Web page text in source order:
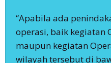
“Apabila ada
operasi, baik kegiatan
maupun kegiatan
wilayah tersebut di